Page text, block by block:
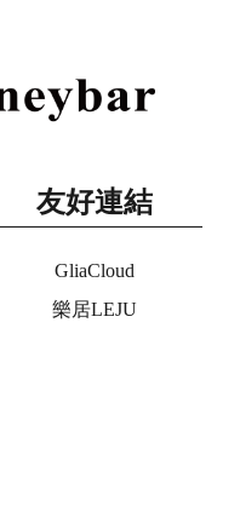
友好連結
GliaCloud
樂居LEJU